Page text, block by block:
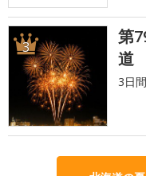
3
第
道
3日